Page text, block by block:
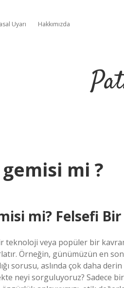
Uyarı Hakkımızda
mi ?
mi? Felsefi
teknoloji veya popüler bir
Örneğin, günümüzün en
sorusu, aslında çok daha
neyi sorguluyoruz? Sadece